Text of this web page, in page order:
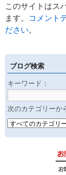
このサイトはス
ます。
コメント
ださい。
ブログ検索
キーワード：
次のカテゴリーか